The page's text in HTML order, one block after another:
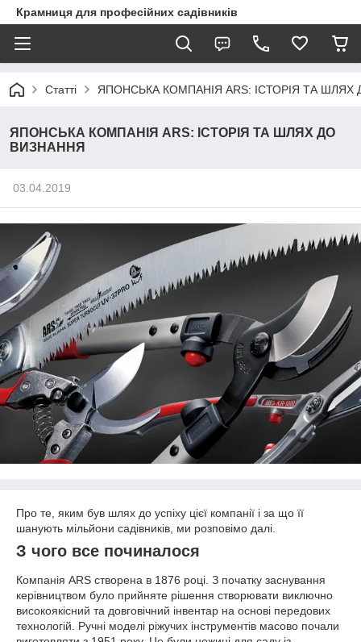
Крамниця для професійних садівників
Статті ЯПОНСЬКА КОМПАНІЯ ARS: ІСТОРІЯ ТА
ЯПОНСЬКА КОМПАНІЯ ARS: ІСТОРІЯ ТА ШЛЯХ ДО
ВИЗНАННЯ
03.04.2019
Про те, яким був шлях до успіху цієї компанії і за що її
шанують мільйони садівників, ми розповімо далі.
З чого все починалося
Компанія ARS створена в 1876 році. З початку заснування
керівництвом було прийняте рішення створювати виключно
високоякісний та довговічний інвентар на основі передових
технологій. Ручні моделі ріжучих інструментів масово почали